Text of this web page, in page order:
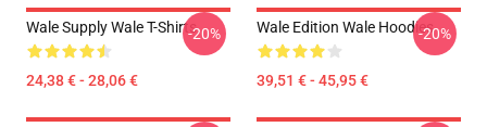
Wale Supply Wale T-Shirts
24,38 € - 28,06 €
-20% Wale Edition Wale Hoodies
39,51 € - 45,95 €
-20%